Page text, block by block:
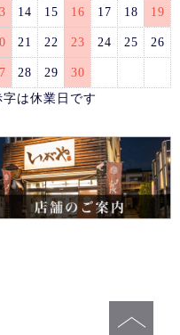
14 15 16 17 18 19
21 22 23 24 25 26
28 29
30
は休業日です